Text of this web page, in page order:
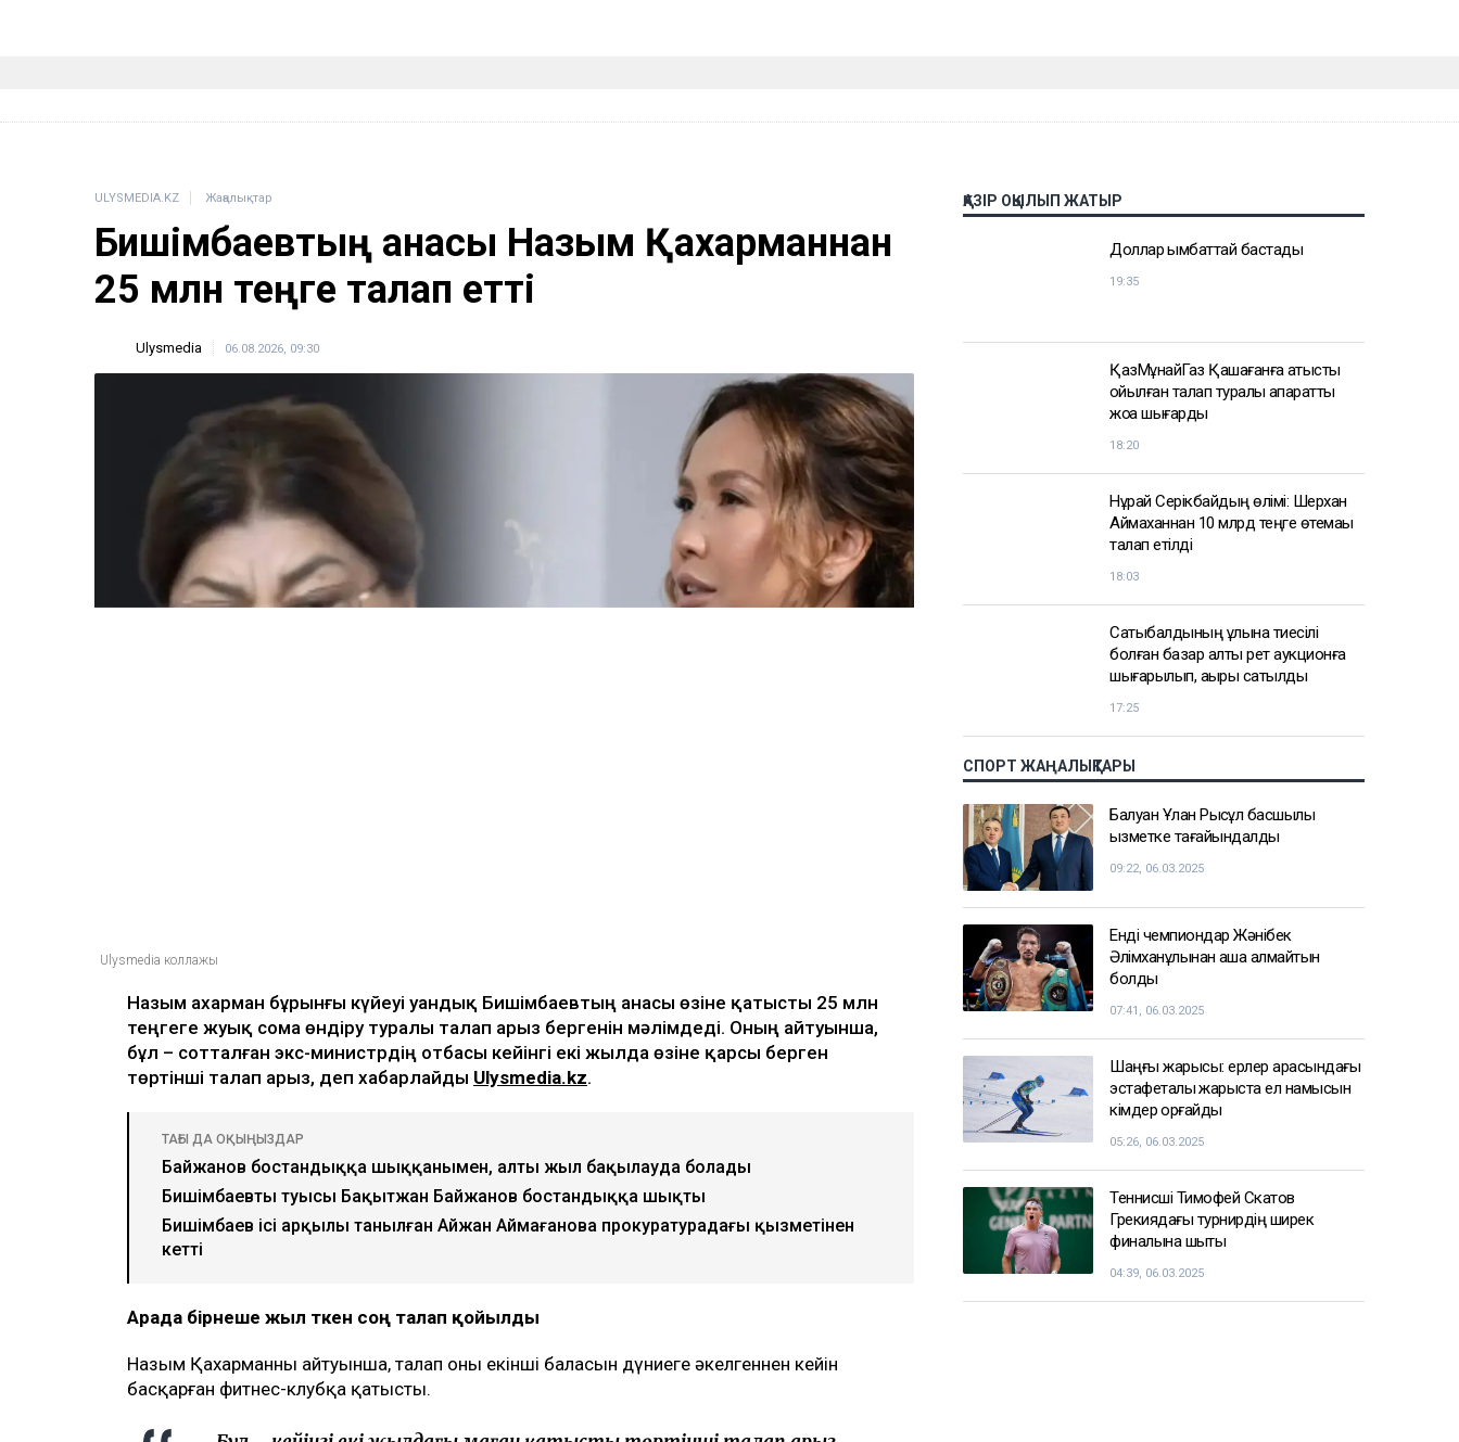
Ulysmedia
ҚАЗІР ОҚЫЛЫП ЖАТЫР
ҚазМұнайГаз Қашағанға қатысты
жоққа шығарды
Нұрай Серікбайдың өлімі: Шерхан
талап етілді
Сатыбалдының ұлына тиесілі
шығарылып, ақыры сатылды